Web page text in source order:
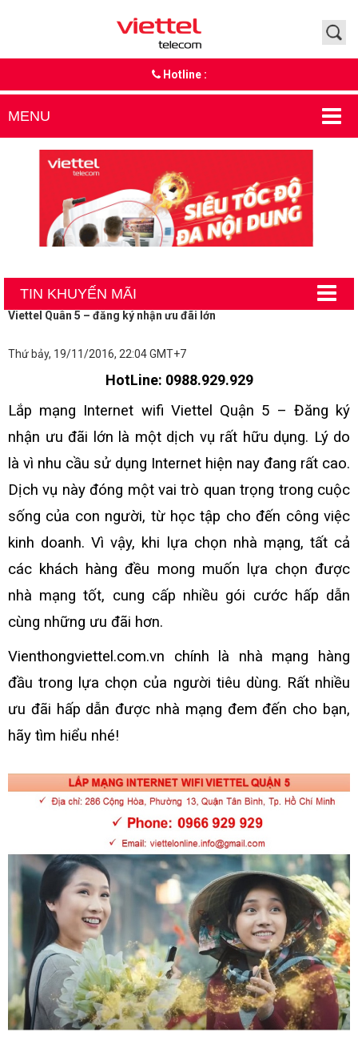
Hotline :
MENU
TIN KHUYẾN MÃI
Viettel Quân 5 – đăng ký nhận ưu đãi lớn
Thứ bảy, 19/11/2016, 22:04 GMT+7
HotLine: 0988.929.929
Lắp mạng Internet wifi Viettel Quận 5 – Đăng ký
nhận ưu đãi lớn là một dịch vụ rất hữu dụng. Lý do
là vì nhu cầu sử dụng Internet hiện nay đang rất cao.
Dịch vụ này đóng một vai trò quan trọng trong cuộc
sống của con người, từ học tập cho đến công việc
kinh doanh. Vì vậy, khi lựa chọn nhà mạng, tất cả
các khách hàng đều mong muốn lựa chọn được
nhà mạng tốt, cung cấp nhiều gói cước hấp dẫn
cùng những ưu đãi hơn.
Vienthongviettel.com.vn chính là nhà mạng hàng
đầu trong lựa chọn của người tiêu dùng. Rất nhiều
ưu đãi hấp dẫn được nhà mạng đem đến cho bạn,
hãy tìm hiểu nhé!